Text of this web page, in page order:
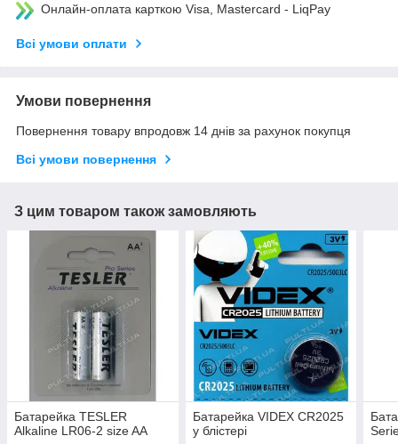
Онлайн-оплата карткою Visa, Mastercard - LiqPay
Всі умови оплати
Умови повернення
Повернення товару впродовж 14 днів за рахунок покупця
Всі умови повернення
З цим товаром також замовляють
Батарейка TESLER
Alkaline LR06-2 size AA
Батарейка VIDEX CR2025
у блістері